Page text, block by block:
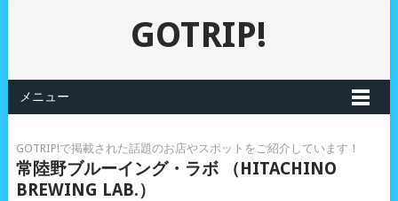
GOTRIP!
メニュー
GOTRIP!で掲載された話題のお店やスポットをご紹介しています！
常陸野ブルーイング・ラボ （HITACHINO
BREWING LAB.）